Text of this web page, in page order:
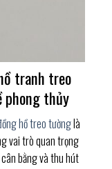
tranh treo
phong thủy
hồ treo tườnglà
vai trò quan trọng
bằng và thu hút